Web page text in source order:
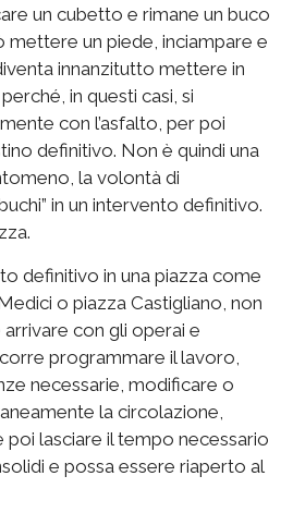
un cubetto e rimane un buco
mettere un piede, inciampare e
innanzitutto mettere in
in questi casi, si
con l’asfalto, per poi
definitivo. Non è quindi una
la volontà di
in un intervento definitivo.
definitivo in una piazza come
o piazza Castigliano, non
con gli operai e
programmare il lavoro,
necessarie, modificare o
la circolazione,
poi lasciare il tempo necessario
e possa essere riaperto al